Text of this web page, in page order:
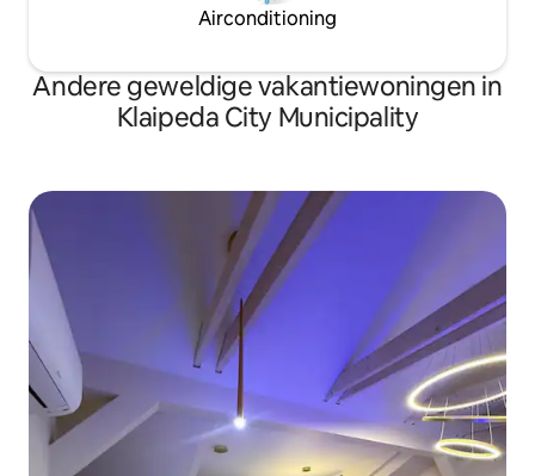
Airconditioning
Andere geweldige vakantiewoningen in
Klaipeda City Municipality